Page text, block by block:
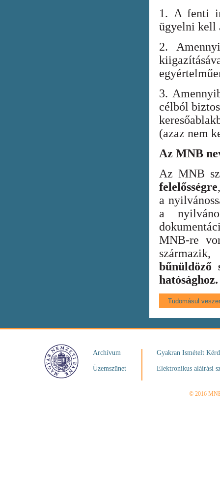
1. A fenti
ügyelni kell
2.
3.
célból
(azaz nem
Az MNB
Az MNB
felelősségre
a
a
MNB-re
bűnüldöző
hatósághoz.
Archívum
Üzemszünet
Gyakran Ismételt
Elektronikus aláírási
© 2016